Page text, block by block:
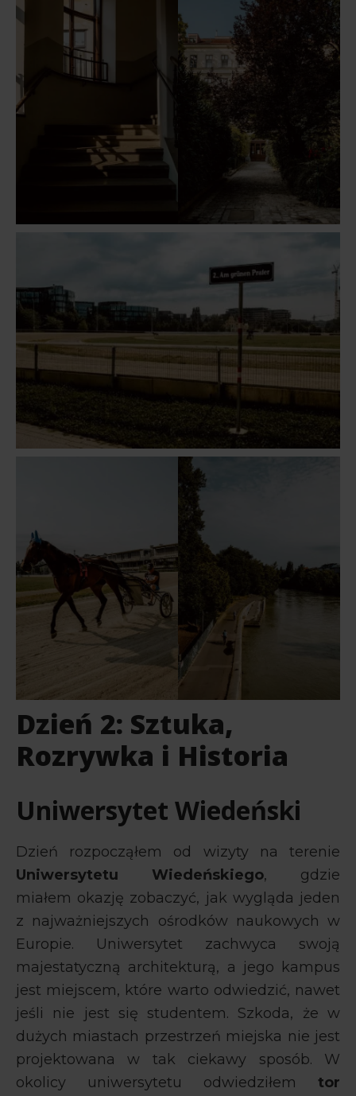
Dzień 2: Sztuka,
Rozrywka i Historia
Uniwersytet Wiedeński
Dzień rozpocząłem od wizyty na terenie
Uniwersytetu Wiedeńskiego, gdzie
miałem okazję zobaczyć, jak wygląda jeden
z najważniejszych ośrodków naukowych w
Europie. Uniwersytet zachwyca swoją
majestatyczną architekturą, a jego kampus
jest miejscem, które warto odwiedzić, nawet
jeśli nie jest się studentem. Szkoda, że w
dużych miastach przestrzeń miejska nie jest
projektowana w tak ciekawy sposób. W
okolicy uniwersytetu odwiedziłem tor